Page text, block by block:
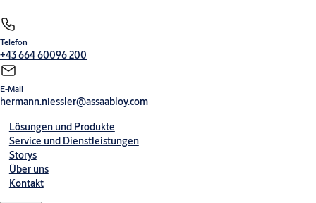
Telefon
+43 664 60096 200
E-Mail
hermann.niessler@assaabloy.com
Lösungen und Produkte
Service und Dienstleistungen
Storys
Über uns
Kontakt